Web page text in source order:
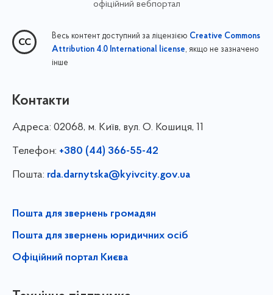
офіційний вебпортал
Весь контент доступний за ліцензією Creative Commons
Attribution 4.0 International license, якщо не зазначено
інше
Контакти
Адреса: 02068, м. Київ, вул. О. Кошиця, 11
Телефон: +380 (44) 366-55-42
Пошта: rda.darnytska@kyivcity.gov.ua
Пошта для звернень громадян
Пошта для звернень юридичних осіб
Офіційний портал Києва